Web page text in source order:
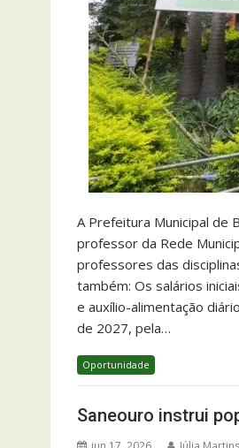
A Prefeitura Municipal de
professor da Rede
professores das
também: Os salários
e auxílio-alimentação
de 2027, pela…
Oportunidade
Saneouro instrui